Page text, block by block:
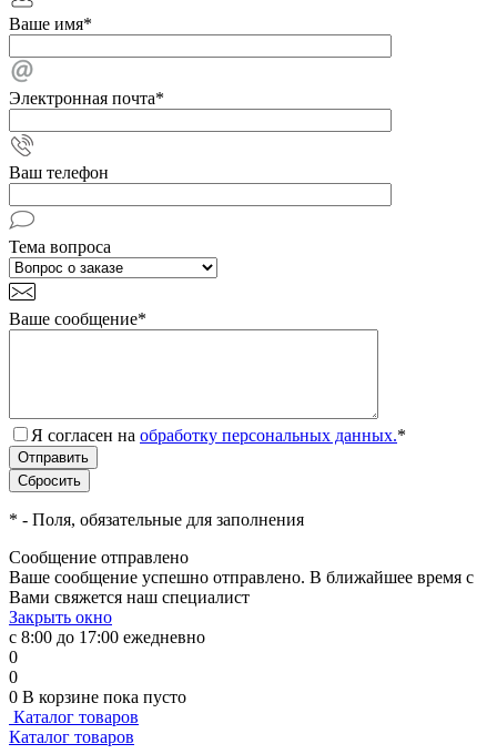
Ваше имя*
Электронная почта*
Ваш телефон
Тема вопроса
Ваше сообщение*
Я согласен на обработку персональных данных.*
* - Поля, обязательные для заполнения
Сообщение отправлено
Ваше сообщение успешно отправлено. В ближайшее время с
Вами свяжется наш специалист
Закрыть окно
с 8:00 до 17:00 ежедневно
0
0
0 В корзине пока пусто
Каталог товаров
Каталог товаров